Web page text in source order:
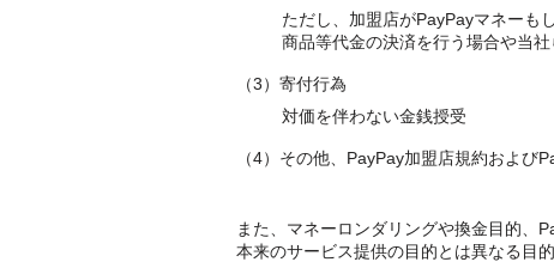
ただし、加盟店がPayPayマネーも
商品等代金の決済を行う場合や当
（3）寄付行為
対価を伴わない金銭授受
（4）その他、PayPay加盟店規約および
また、マネーロンダリングや換金目的、
本来のサービス提供の目的とは異なる目